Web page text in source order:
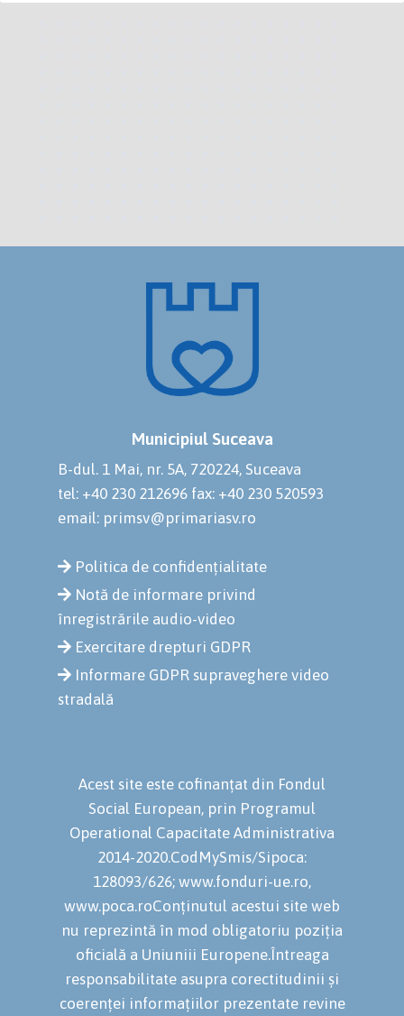
Municipiul Suceava
B-dul. 1 Mai, nr. 5A, 720224, Suceava
tel: +40 230 212696 fax: +40 230 520593
email: primsv@primariasv.ro
Politica de confidențialitate
Notă de informare privind
înregistrările audio-video
Exercitare drepturi GDPR
Informare GDPR supraveghere video
stradală
Acest site este cofinanțat din Fondul
Social European, prin Programul
Operational Capacitate Administrativa
2014-2020.CodMySmis/Sipoca:
128093/626; www.fonduri-ue.ro,
www.poca.roConținutul acestui site web
nu reprezintă în mod obligatoriu poziția
oficială a Uniuniii Europene.Întreaga
responsabilitate asupra corectitudinii și
coerenței informațiilor prezentate revine